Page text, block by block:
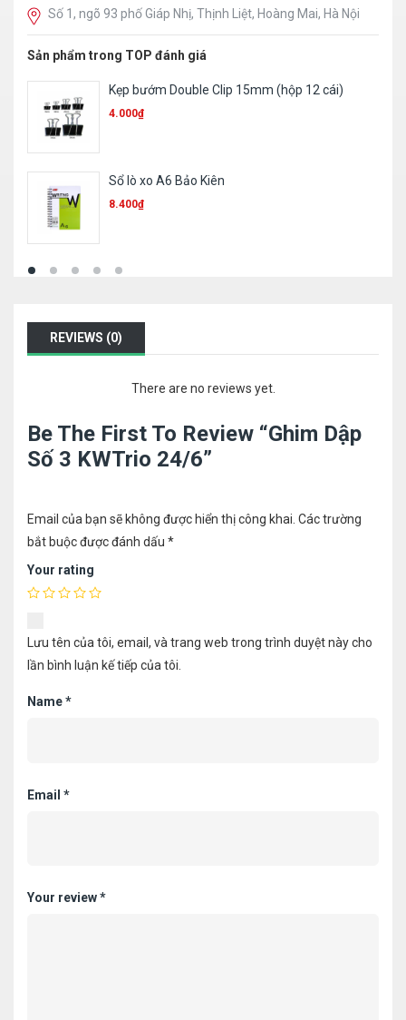
Số 1, ngõ 93 phố Giáp Nhị, Thịnh Liệt, Hoàng Mai, Hà Nội
Sản phẩm trong TOP đánh giá
Trình ký mica A4
23.310
Phong bì trắng khổ A4 ĐL120
1.000
REVIEWS (0)
There are no reviews yet.
Be The First To Review “Ghim Dập
Số 3 KWTrio 24/6”
Email của bạn sẽ không được hiển thị công khai. Các trường
bắt buộc được đánh dấu *
Your rating
Lưu tên của tôi, email, và trang web trong trình duyệt này cho
lần bình luận kế tiếp của tôi.
Name*
Email *
Your review*